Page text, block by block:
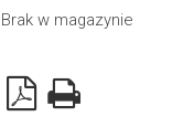
Brak w magazynie